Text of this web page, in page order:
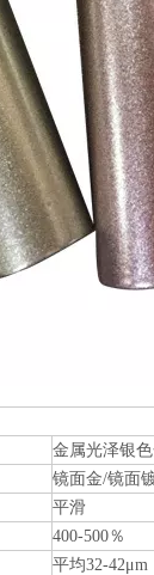
金属光泽银
镜面金/镜面
平滑
400-500％
平均32-42μm